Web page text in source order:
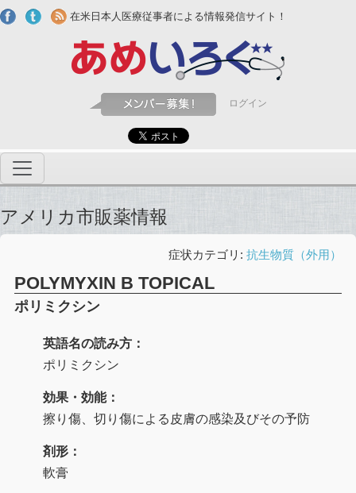
Skip to main content
在米日本人医療従事者による情報発信サイト！
ログイン
アメリカ市販薬情報
症状カテゴリ: 抗生物質（外用）
POLYMYXIN B TOPICAL
ポリミクシン
英語名の読み方：
ポリミクシン
効果・効能：
擦り傷、切り傷による皮膚の感染及びその予防
剤形：
軟膏